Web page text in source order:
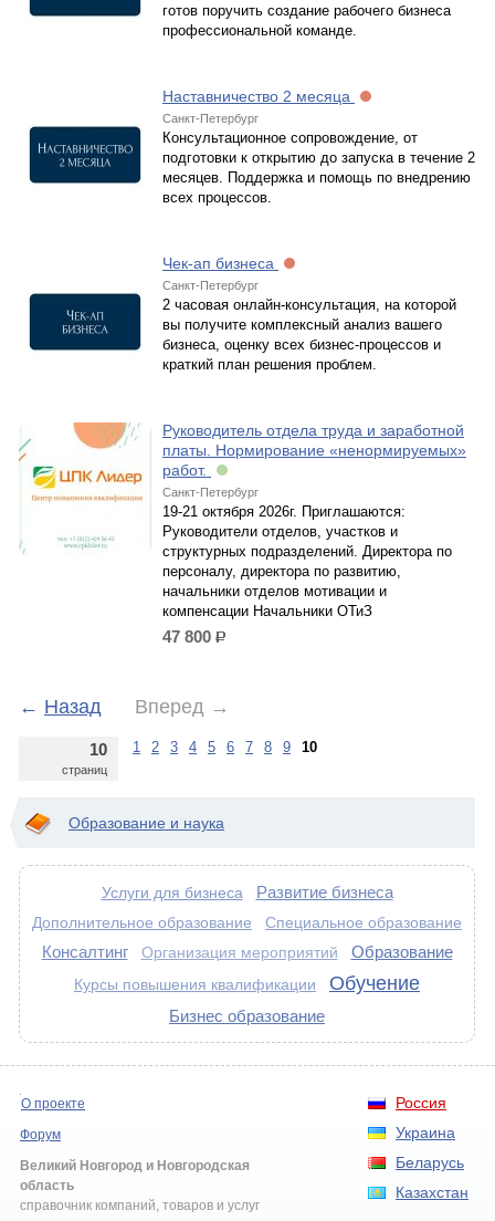
готов поручить создание рабочего бизнеса
профессиональной команде.
Наставничество 2 месяца
Санкт-Петербург
Консультационное сопровождение, от
подготовки к открытию до запуска в течение 2
месяцев. Поддержка и помощь по внедрению
всех процессов.
Чек-ап бизнеса
Санкт-Петербург
2 часовая онлайн-консультация, на которой
вы получите комплексный анализ вашего
бизнеса, оценку всех бизнес-процессов и
краткий план решения проблем.
Руководитель отдела труда и заработной
платы. Нормирование «ненормируемых»
работ.
Санкт-Петербург
19-21 октября 2026г. Приглашаются:
Руководители отделов, участков и
структурных подразделений. Директора по
персоналу, директора по развитию,
начальники отделов мотивации и
компенсации Начальники ОТиЗ
47 800 р.
← Назад Вперед →
10
страниц
1 2 3 4 5 6 7 8 9 10
Образование и наука
Услуги для бизнеса Развитие бизнеса
Дополнительное образование Специальное образование
Консалтинг Организация мероприятий Образование
Курсы повышения квалификации Обучение
Бизнес образование
Россия
Украина
Беларусь
Казахстан
О проекте
Форум
Великий Новгород и Новгородская
область
справочник компаний, товаров и услуг